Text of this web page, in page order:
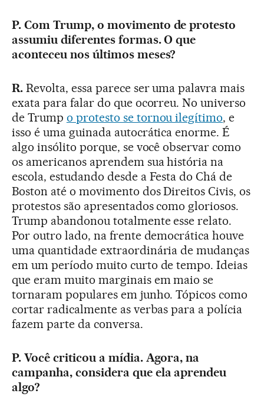
P. Com Trump, o movimento de protesto
assumiu diferentes formas. O que
aconteceu nos últimos meses?
R.Revolta, essa parece ser uma palavra mais
exata para falar do que ocorreu. No universo
de Trump o protesto se tornou ilegítimo, e
isso é uma guinada autocrática enorme. É
algo insólito porque, se você observar como
os americanos aprendem sua história na
escola, estudando desde a Festa do Chá de
Boston até o movimento dos Direitos Civis, os
protestos são apresentados como gloriosos.
Trump abandonou totalmente esse relato.
Por outro lado, na frente democrática houve
uma quantidade extraordinária de mudanças
em um período muito curto de tempo. Ideias
que eram muito marginais em maio se
tornaram populares em junho. Tópicos como
cortar radicalmente as verbas para a polícia
fazem parte da conversa.
P. Você criticou a mídia. Agora, na
campanha, considera que ela aprendeu
algo?